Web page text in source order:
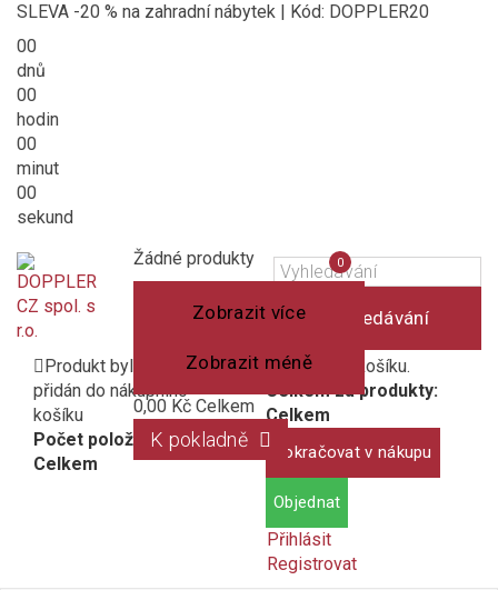
SLEVA -20 % na zahradní nábytek | Kód: DOPPLER20
00
dnů
00
hodin
00
minut
00
sekund
Vyhledávání
Košík
(prázdný)
Žádné produkty
Zobrazit více
Zobrazit méně
0,00 Kč Celkem
K pokladně
Produkt byl úspěšně
přidán do nákupního
košíku
Počet položek:
Celkem
1 produkt v košíku.
Celkem za produkty:
Celkem
Pokračovat v nákupu
Objednat
Přihlásit
Registrovat
Porovnání
produktů
0